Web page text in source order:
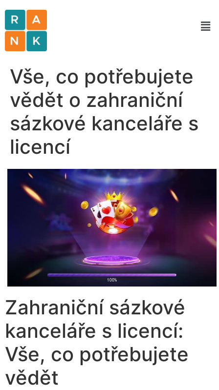
Vše, co potřebujete
vědět o zahraniční
sázkové kanceláře s
licencí
Zahraniční sázkové
kanceláře s licencí:
Vše, co potřebujete
vědět